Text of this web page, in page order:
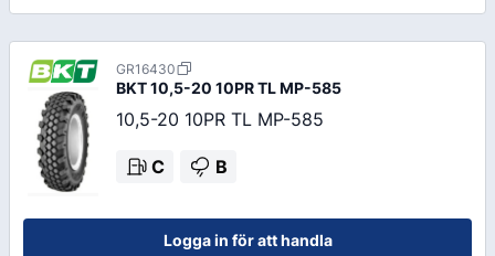
GR16430
BKT10,5-20 10PR TL MP-585
10,5-20 10PR TL MP-585
C B
Logga in för att handla